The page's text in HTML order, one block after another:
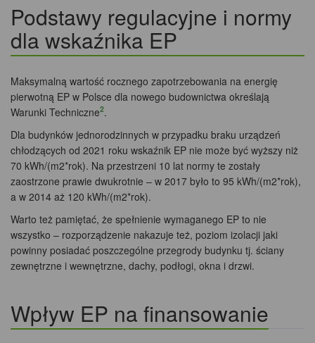
Podstawy regulacyjne i normy
dla wskaźnika EP
Maksymalną wartość rocznego zapotrzebowania na energię
pierwotną EP w Polsce dla nowego budownictwa określają
Warunki Techniczne2.
Dla budynków jednorodzinnych w przypadku braku urządzeń
chłodzących od 2021 roku wskaźnik EP nie może być wyższy niż
70 kWh/(m2*rok). Na przestrzeni 10 lat normy te zostały
zaostrzone prawie dwukrotnie – w 2017 było to 95 kWh/(m2*rok),
a w 2014 aż 120 kWh/(m2*rok).
Warto też pamiętać, że spełnienie wymaganego EP to nie
wszystko – rozporządzenie nakazuje też, poziom izolacji jaki
powinny posiadać poszczególne przegrody budynku tj. ściany
zewnętrzne i wewnętrzne, dachy, podłogi, okna i drzwi.
Wpływ EP na finansowanie